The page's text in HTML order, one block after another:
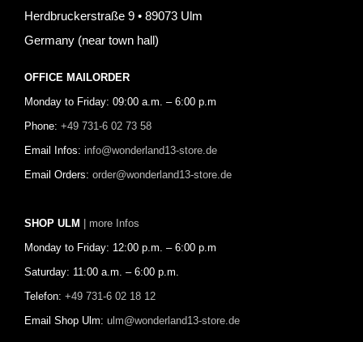
Herdbruckerstraße 9 • 89073 Ulm
Germany (near town hall)
OFFICE MAILORDER
Monday to Friday: 09:00 a.m. – 6:00 p.m
Phone: +49 731-6 02 73 58
Email Infos: info@wonderland13-store.de
Email Orders: order@wonderland13-store.de
SHOP ULM | more Infos
Monday to Friday: 12:00 p.m. – 6:00 p.m
Saturday: 11:00 a.m. – 6:00 p.m.
Telefon: +49 731-6 02 18 12
Email Shop Ulm: ulm@wonderland13-store.de